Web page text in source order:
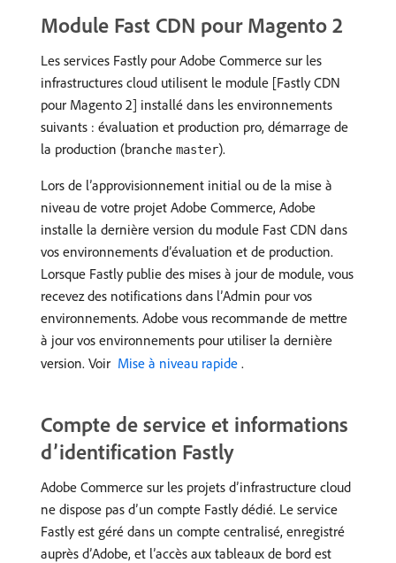
Module Fast CDN pour Magento 2
Les services Fastly pour Adobe Commerce sur les
infrastructures cloud utilisent le module [Fastly CDN
pour Magento 2] installé dans les environnements
suivants : évaluation et production pro, démarrage de
la production (branche master).
Lors de l’approvisionnement initial ou de la mise à
niveau de votre projet Adobe Commerce, Adobe
installe la dernière version du module Fast CDN dans
vos environnements d’évaluation et de production.
Lorsque Fastly publie des mises à jour de module, vous
recevez des notifications dans l’Admin pour vos
environnements. Adobe vous recommande de mettre
à jour vos environnements pour utiliser la dernière
version. Voir ​ Mise à niveau rapide ​ .
Compte de service et informations
d’identification Fastly
Adobe Commerce sur les projets d’infrastructure cloud
ne dispose pas d’un compte Fastly dédié. Le service
Fastly est géré dans un compte centralisé, enregistré
auprès d’Adobe, et l’accès aux tableaux de bord est